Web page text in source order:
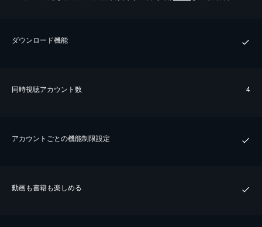
ダウンロード機能
同時視聴アカウント数 4
アカウントごとの機能制限設定
動画も書籍も楽しめる